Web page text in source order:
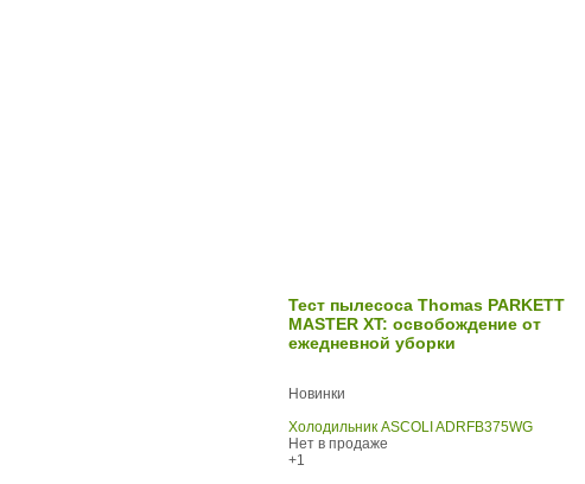
Тест пылесоса Thomas PARKETT
MASTER XT: освобождение от
ежедневной уборки
Новинки
Холодильник ASCOLI ADRFB375WG
Нет в продаже
+1